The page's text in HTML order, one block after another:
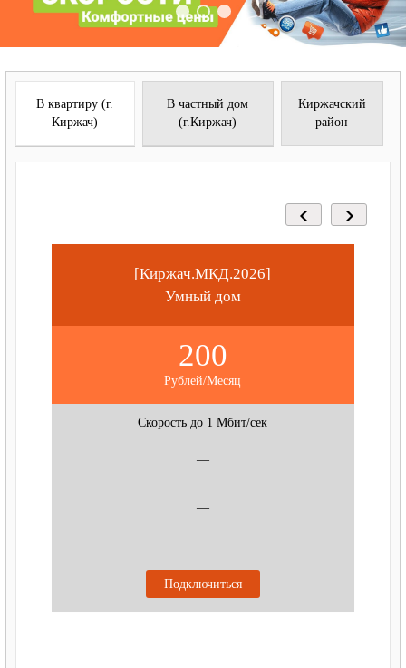
В квартиру (г.
Киржач)
В частный дом
(г.Киржач)
Киржачский
район
[Киржач.МКД.2026]
Умный дом
200
Рублей/Месяц
Скорость до 1 Мбит/сек
—
—
Подключиться